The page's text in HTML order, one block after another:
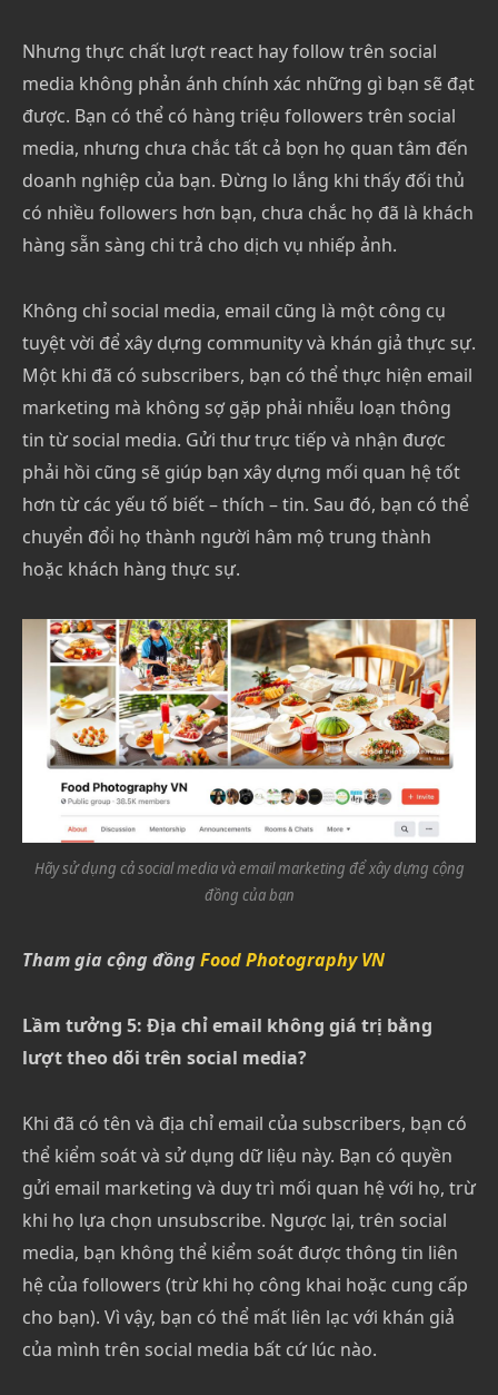
Nhưng thực chất lượt react hay follow trên social
media không phản ánh chính xác những gì bạn sẽ đạt
được. Bạn có thể có hàng triệu followers trên social
media, nhưng chưa chắc tất cả bọn họ quan tâm đến
doanh nghiệp của bạn. Đừng lo lắng khi thấy đối thủ
có nhiều followers hơn bạn, chưa chắc họ đã là khách
hàng sẵn sàng chi trả cho dịch vụ nhiếp ảnh.
Không chỉ social media, email cũng là một công cụ
tuyệt vời để xây dựng community và khán giả thực sự.
Một khi đã có subscribers, bạn có thể thực hiện email
marketing mà không sợ gặp phải nhiễu loạn thông
tin từ social media. Gửi thư trực tiếp và nhận được
phải hồi cũng sẽ giúp bạn xây dựng mối quan hệ tốt
hơn từ các yếu tố biết – thích – tin. Sau đó, bạn có thể
chuyển đổi họ thành người hâm mộ trung thành
hoặc khách hàng thực sự.
Hãy sử dụng cả social media và email marketing để xây dựng cộng
đồng của bạn
Tham gia cộng đồng Food Photography VN
Lầm tưởng 5: Địa chỉ email không giá trị bằng
lượt theo dõi trên social media?
Khi đã có tên và địa chỉ email của subscribers, bạn có
thể kiểm soát và sử dụng dữ liệu này. Bạn có quyền
gửi email marketing và duy trì mối quan hệ với họ, trừ
khi họ lựa chọn unsubscribe. Ngược lại, trên social
media, bạn không thể kiểm soát được thông tin liên
hệ của followers (trừ khi họ công khai hoặc cung cấp
cho bạn). Vì vậy, bạn có thể mất liên lạc với khán giả
của mình trên social media bất cứ lúc nào.